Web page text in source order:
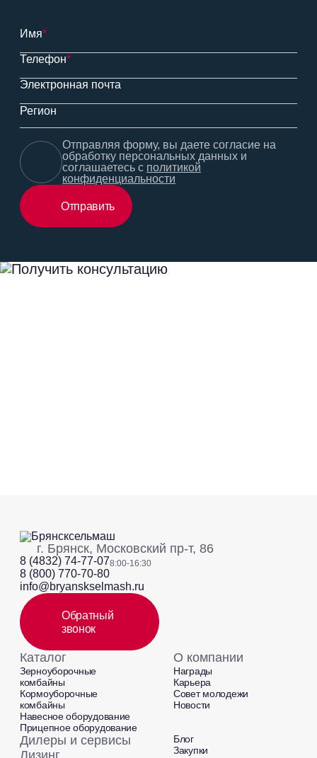
Имя*
Телефон*
Электронная почта
Регион
Отправить
Отправляя форму, вы даете согласие на
обработку персональных данных и
соглашаетесь с политикой
конфиденциальности
г. Брянск, Московский пр-т, 86
8 (4832) 74-77-078:00-16:30
8 (800) 770-70-80
info@bryanskselmash.ru
Обратный
звонок
Каталог
Зерноуборочные
комбайны
Кормоуборочные
комбайны
Навесное оборудование
Прицепное оборудование
О компании
Награды
Карьера
Совет молодежи
Новости
Блог
Закупки
Дилеры и сервисы
Лизинг